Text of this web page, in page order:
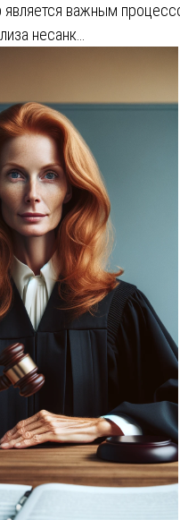
является важным
несанк…